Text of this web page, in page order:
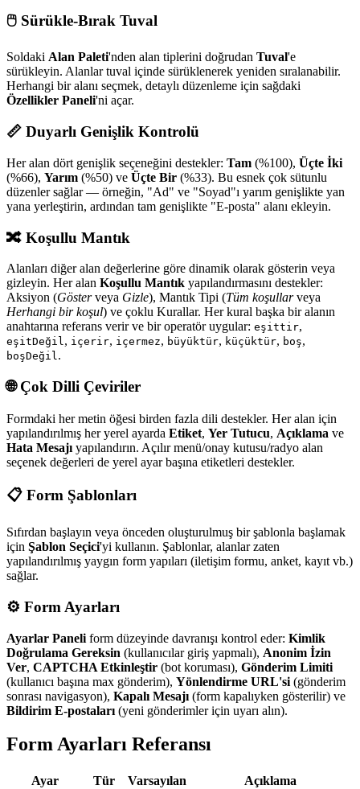
🖱️ Sürükle-Bırak Tuval
Soldaki Alan Paleti'nden alan tiplerini doğrudan Tuval'e
sürükleyin. Alanlar tuval içinde sürüklenerek yeniden sıralanabilir.
Herhangi bir alanı seçmek, detaylı düzenleme için sağdaki
Özellikler Paneli'ni açar.
📏 Duyarlı Genişlik Kontrolü
Her alan dört genişlik seçeneğini destekler: Tam (%100), Üçte İki
(%66), Yarım (%50) ve Üçte Bir (%33). Bu esnek çok sütunlu
düzenler sağlar — örneğin, "Ad" ve "Soyad"ı yarım genişlikte yan
yana yerleştirin, ardından tam genişlikte "E-posta" alanı ekleyin.
🔀 Koşullu Mantık
Alanları diğer alan değerlerine göre dinamik olarak gösterin veya
gizleyin. Her alan Koşullu Mantık yapılandırmasını destekler:
Aksiyon (Gösterveya Gizle), Mantık Tipi (Tüm koşullarveya
Herhangi bir koşul) ve çoklu Kurallar. Her kural başka bir alanın
anahtarına referans verir ve bir operatör uygular: eşittir,
eşitDeğil, içerir, içermez, büyüktür, küçüktür, boş,
boşDeğil.
🌐 Çok Dilli Çeviriler
Formdaki her metin öğesi birden fazla dili destekler. Her alan için
yapılandırılmış her yerel ayarda Etiket, Yer Tutucu, Açıklama ve
Hata Mesajı yapılandırın. Açılır menü/onay kutusu/radyo alan
seçenek değerleri de yerel ayar başına etiketleri destekler.
📋 Form Şablonları
Sıfırdan başlayın veya önceden oluşturulmuş bir şablonla başlamak
için Şablon Seçici'yi kullanın. Şablonlar, alanlar zaten
yapılandırılmış yaygın form yapıları (iletişim formu, anket, kayıt vb.)
sağlar.
⚙️ Form Ayarları
Ayarlar Paneli form düzeyinde davranışı kontrol eder: Kimlik
Doğrulama Gereksin (kullanıcılar giriş yapmalı), Anonim İzin
Ver, CAPTCHA Etkinleştir (bot koruması), Gönderim Limiti
(kullanıcı başına max gönderim), Yönlendirme URL'si (gönderim
sonrası navigasyon), Kapalı Mesajı (form kapalıyken gösterilir) ve
Bildirim E-postaları (yeni gönderimler için uyarı alın).
Form Ayarları Referansı
Ayar Tür Varsayılan Açıklama